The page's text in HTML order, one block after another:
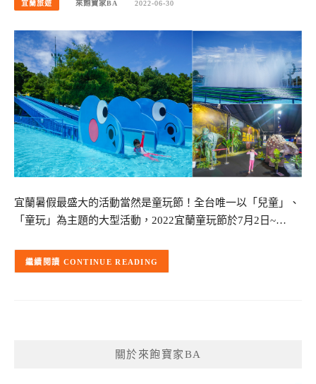
宜蘭旅遊 來飽寶家BA 2022-06-30
宜蘭暑假最盛大的活動當然是童玩節！全台唯一以「兒童」、
「童玩」為主題的大型活動，2022宜蘭童玩節於7月2日~…
CONTINUE READING
關於來飽寶家BA